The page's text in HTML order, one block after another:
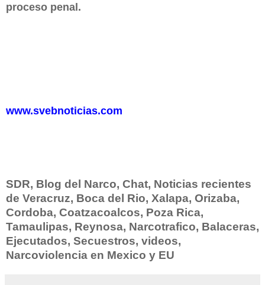
proceso penal.
www.svebnoticias.com
SDR, Blog del Narco, Chat, Noticias recientes
de Veracruz, Boca del Rio, Xalapa, Orizaba,
Cordoba, Coatzacoalcos, Poza Rica,
Tamaulipas, Reynosa, Narcotrafico, Balaceras,
Ejecutados, Secuestros, videos,
Narcoviolencia en Mexico y EU